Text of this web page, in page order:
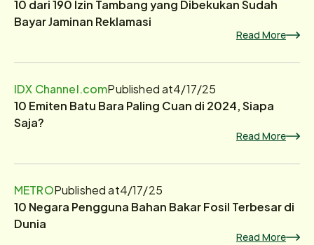
10 dari 190 Izin Tambang yang Dibekukan Sudah
Bayar Jaminan Reklamasi
Read More
IDX Channel.comPublished at4/17/25
10 Emiten Batu Bara Paling Cuan di 2024, Siapa
Saja?
Read More
METROPublished at4/17/25
10 Negara Pengguna Bahan Bakar Fosil Terbesar di
Dunia
Read More